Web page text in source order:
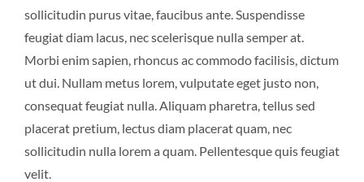
sollicitudin purus vitae, faucibus ante. Suspendisse
feugiat diam lacus, nec scelerisque nulla semper at.
Morbi enim sapien, rhoncus ac commodo facilisis, dictum
ut dui. Nullam metus lorem, vulputate eget justo non,
consequat feugiat nulla. Aliquam pharetra, tellus sed
placerat pretium, lectus diam placerat quam, nec
sollicitudin nulla lorem a quam. Pellentesque quis feugiat
velit.